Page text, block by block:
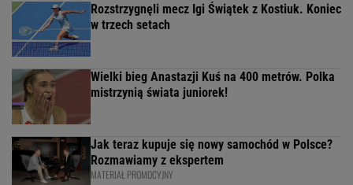
Rozstrzygnęli mecz Igi Świątek z Kostiuk. Koniec
w trzech setach
Wielki bieg Anastazji Kuś na 400 metrów. Polka
mistrzynią świata juniorek!
Jak teraz kupuje się nowy samochód w Polsce?
Rozmawiamy z ekspertem
MATERIAŁ PROMOCYJNY